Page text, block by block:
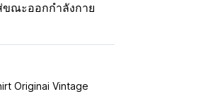
ขณะออกกำลังกาย
Originai Vintage